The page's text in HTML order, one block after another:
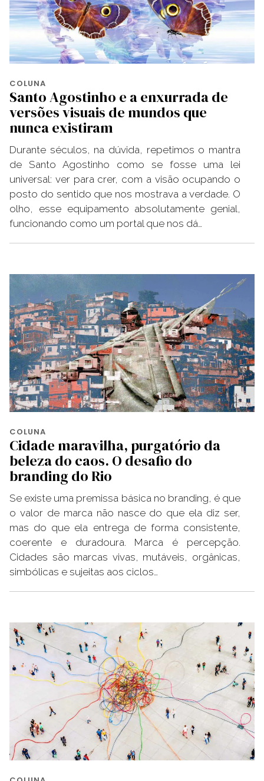
COLUNA
Santo Agostinho e a enxurrada de
versões visuais de mundos que
nunca existiram
Durante séculos, na dúvida, repetimos o mantra
de Santo Agostinho como se fosse uma lei
universal: ver para crer, com a visão ocupando o
posto do sentido que nos mostrava a verdade. O
olho, esse equipamento absolutamente genial,
funcionando como um portal que nos dá…
COLUNA
Cidade maravilha, purgatório da
beleza do caos. O desafio do
branding do Rio
Se existe uma premissa básica no branding, é que
o valor de marca não nasce do que ela diz ser,
mas do que ela entrega de forma consistente,
coerente e duradoura. Marca é percepção.
Cidades são marcas vivas, mutáveis, orgânicas,
simbólicas e sujeitas aos ciclos…